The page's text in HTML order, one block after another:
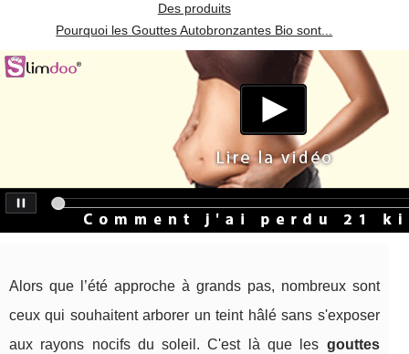
Des produits
Pourquoi les Gouttes Autobronzantes Bio sont...
Alors que l’été approche à grands pas, nombreux sont
ceux qui souhaitent arborer un teint hâlé sans s'exposer
aux rayons nocifs du soleil. C'est là que les gouttes